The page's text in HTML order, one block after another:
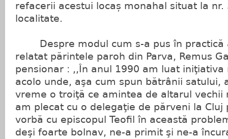
refacerii acestui locaș monahal situat la nr.
localitate.
Despre modul cum s-a pus în practică
relatat părintele paroh din Parva, Remus
pensionar : ,,În anul 1990 am luat
acolo unde, aşa cum spun bătrânii satului,
vreme o troiţă ce amintea de altarul vechii
am plecat cu o delegaţie de părveni la Cluj
vorbă cu episcopul Teofil în această
deşi foarte bolnav, ne-a primit şi ne-a